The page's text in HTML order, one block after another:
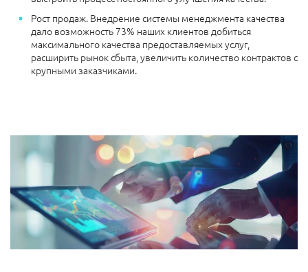
Рост продаж. Внедрение системы менеджмента качества
дало возможность 73% наших клиентов добиться
максимального качества предоставляемых услуг,
расширить рынок сбыта, увеличить количество контрактов с
крупными заказчиками.